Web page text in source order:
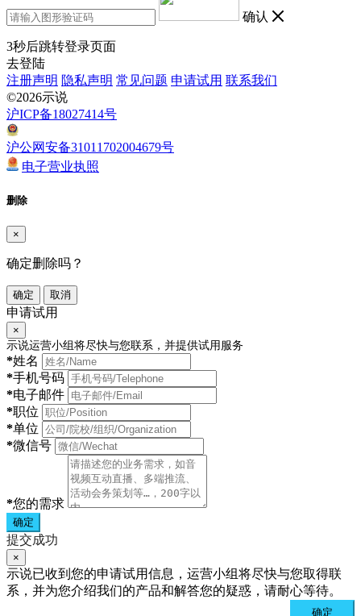
确认
3秒后跳转登录页面
去登陆
注册声明 隐私声明 常见问题 申请试用 联系我们
©2026示说
沪ICP备18027414号
沪公网安备31011702004679号
电子营业执照
删除
×
确定删除吗？
确定 取消
申请试用
×
示说运营小组将尽快与您联系，并提供试用服务
*姓名
*手机号码
*电子邮件
*职位
*单位
*微信号
*您的需求
确定
提交成功
×
示说已收到您的申请试用信息，运营小组将尽快与您取得联
系，并为您介绍我们的产品和解答您的疑惑，请耐心等待。
确定